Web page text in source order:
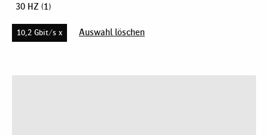
30 HZ (1)
10,2 Gbit/s x Auswahl löschen